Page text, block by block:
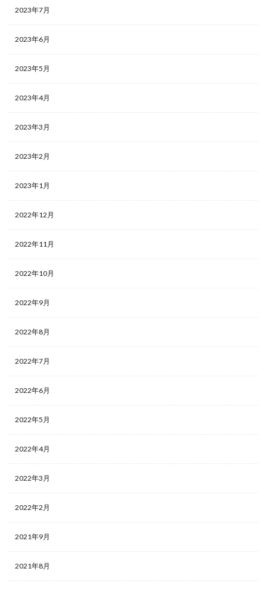
2023年7月
2023年6月
2023年5月
2023年4月
2023年3月
2023年2月
2023年1月
2022年12月
2022年11月
2022年10月
2022年9月
2022年8月
2022年7月
2022年6月
2022年5月
2022年4月
2022年3月
2022年2月
2021年9月
2021年8月
フリーランス
ビジョン
バリュー
ニューノーマル時代
チャット
チェックポイント
適性検査とは